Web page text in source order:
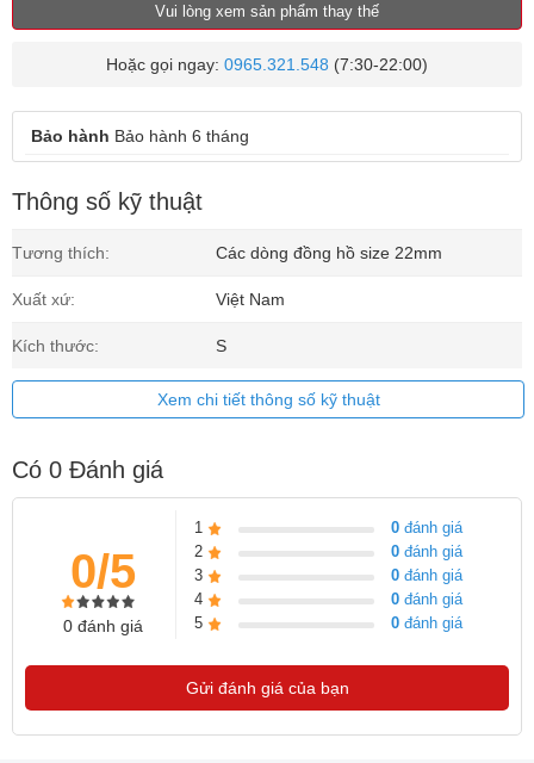
Vui lòng xem sản phẩm thay thế
Hoặc gọi ngay: 0965.321.548 (7:30-22:00)
Bảo hành Bảo hành 6 tháng
Thông số kỹ thuật
Tương thích: Các dòng đồng hồ size 22mm
Xuất xứ: Việt Nam
Kích thước: S
Xem chi tiết thông số kỹ thuật
Có 0 Đánh giá
0/5
0 đánh giá
1 0 đánh giá
2
0 đánh giá
3
0 đánh giá
4
0 đánh giá
5
0 đánh giá
Gửi đánh giá của bạn